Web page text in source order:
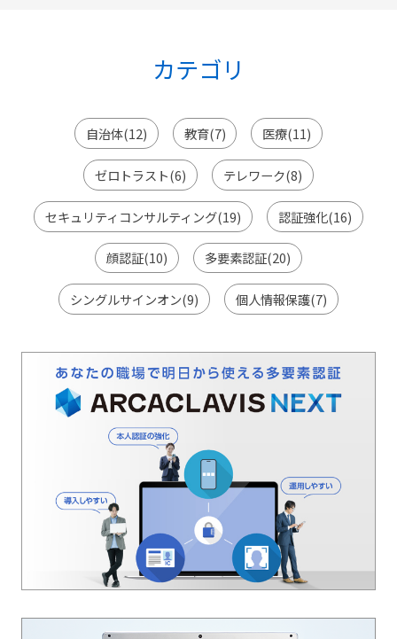
カテゴリ
自治体(12) 教育(7) 医療(11)
ゼロトラスト(6) テレワーク(8)
セキュリティコンサルティング(19) 認証強化(16)
顔認証(10) 多要素認証(20)
シングルサインオン(9) 個人情報保護(7)